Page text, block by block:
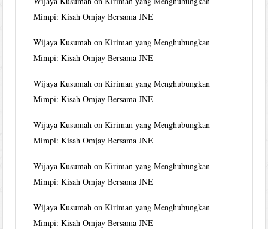
Mimpi: Kisah Omjay Bersama JNE
Wijaya Kusumah onKiriman yang Menghubungkan
Mimpi: Kisah Omjay Bersama JNE
Wijaya Kusumah onKiriman yang Menghubungkan
Mimpi: Kisah Omjay Bersama JNE
Wijaya Kusumah onKiriman yang Menghubungkan
Mimpi: Kisah Omjay Bersama JNE
Wijaya Kusumah onKiriman yang Menghubungkan
Mimpi: Kisah Omjay Bersama JNE
Wijaya Kusumah onKiriman yang Menghubungkan
Mimpi: Kisah Omjay Bersama JNE